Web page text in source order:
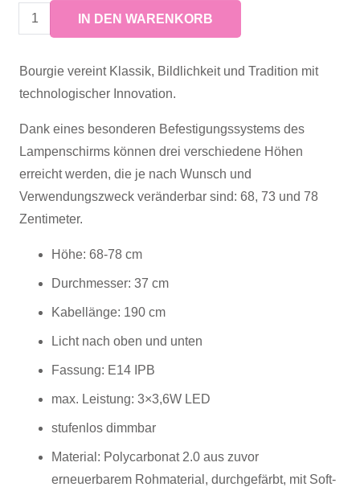
Bourgie IN DEN WARENKORB
Bourgie vereint Klassik, Bildlichkeit und Tradition mit
technologischer Innovation.
Dank eines besonderen Befestigungssystems des
Lampenschirms können drei verschiedene Höhen
erreicht werden, die je nach Wunsch und
Verwendungszweck veränderbar sind: 68, 73 und 78
Zentimeter.
Höhe: 68-78 cm
Durchmesser: 37 cm
Kabellänge: 190 cm
Licht nach oben und unten
Fassung: E14 IPB
max. Leistung: 3×3,6W LED
stufenlos dimmbar
Material: Polycarbonat 2.0 aus zuvor
erneuerbarem Rohmaterial, durchgefärbt, mit Soft-